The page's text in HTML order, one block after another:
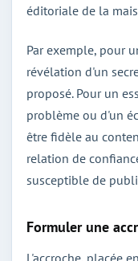
éditoriale de la
Par exemple, pour
révélation d'un
proposé. Pour un
problème ou d'un
être fidèle au
relation de
susceptible de
Formuler une
L'accroche, placée